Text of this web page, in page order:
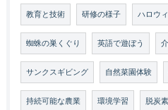
教育と技術 研修の様子 ハロウ
蜘蛛の巣くぐり 英語で遊ぼう
サンクスギビング 自然菜園体験
持続可能な農業 環境学習 脱炭